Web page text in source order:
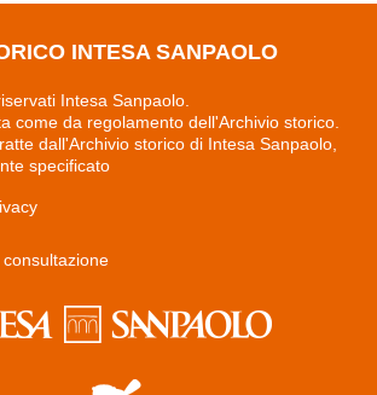
INTESA SANPAOLO
Intesa Sanpaolo.
come da regolamento dell'Archivio storico.
dall'Archivio storico di Intesa Sanpaolo,
specificato